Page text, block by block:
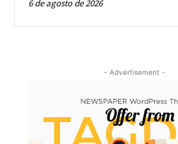
6 de agosto de 2026
- Advertisement -